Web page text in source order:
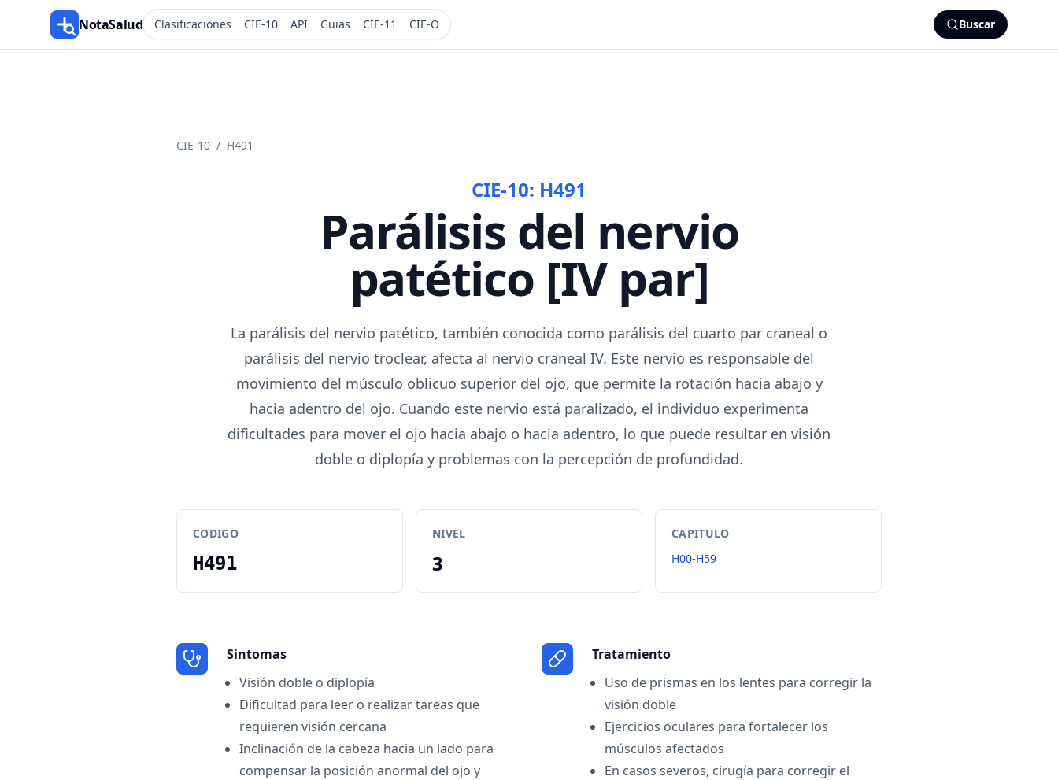
NotaSalud Clasificaciones CIE-10 API Guias CIE-11 CIE-O Buscar
CIE-10 / H491
CIE-10: H491
Parálisis del nervio
patético [IV par]
La parálisis del nervio patético, también conocida como parálisis del cuarto par craneal o
parálisis del nervio troclear, afecta al nervio craneal IV. Este nervio es responsable del
movimiento del músculo oblicuo superior del ojo, que permite la rotación hacia abajo y
hacia adentro del ojo. Cuando este nervio está paralizado, el individuo experimenta
dificultades para mover el ojo hacia abajo o hacia adentro, lo que puede resultar en visión
doble o diplopía y problemas con la percepción de profundidad.
CODIGO
H491
NIVEL
3
CAPITULO
H00-H59
Sintomas
Visión doble o diplopía
Dificultad para leer o realizar tareas que
requieren visión cercana
Inclinación de la cabeza hacia un lado para
compensar la posición anormal del ojo y
Tratamiento
Uso de prismas en los lentes para corregir la
visión doble
Ejercicios oculares para fortalecer los
músculos afectados
En casos severos, cirugía para corregir el